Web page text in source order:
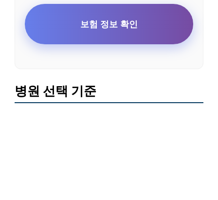
보험 정보 확인
병원 선택 기준